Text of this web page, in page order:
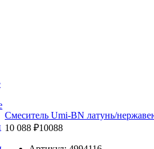
Смеситель Umi-BN латунь/
10 088 ₽10088